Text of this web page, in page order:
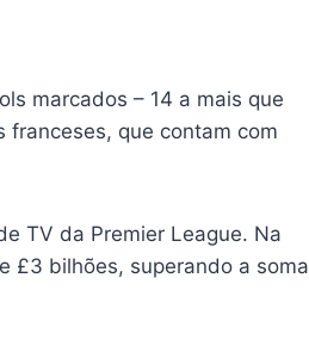
marcados – 14 a mais que
franceses, que contam com
TV da Premier League. Na
£3 bilhões, superando a soma